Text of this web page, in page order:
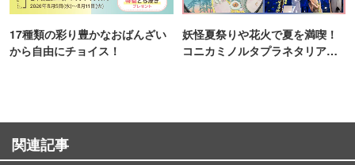
17種類の彩り豊かなおばんざい
から自由にチョイス！
妖怪夏祭りや花火で夏を満喫！
コニカミノルタプラネタリア
関連記事